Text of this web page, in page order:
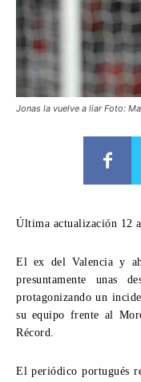
Jonas la vuelve a liar Foto:
Última actualización 12
El ex del Valencia y
presuntamente unas
protagonizando un
su equipo frente al
Récord.
El periódico portugués